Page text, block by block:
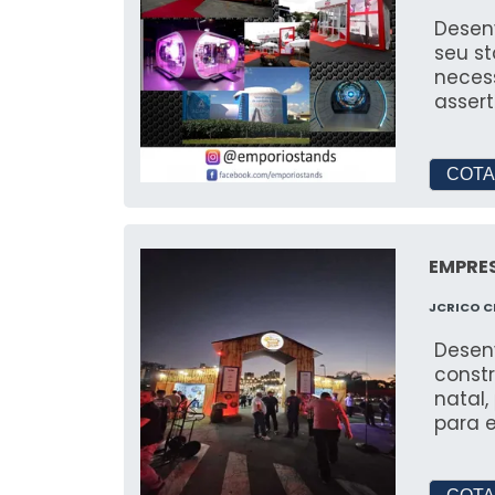
seu
JCRICO
natal,
para